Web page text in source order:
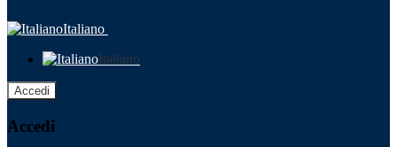
Italiano
Italiano
Accedi
Accedi